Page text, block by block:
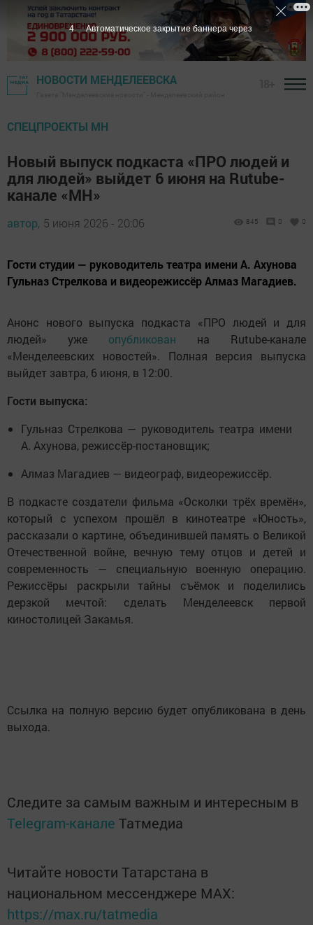
НОВОСТИ МЕНДЕЛЕЕВСКА
СПЕЦПРОЕКТЫ МН
Новый выпуск подкаста «ПРО людей и
для людей» выйдет 6 июня на Rutube-
канале «МН»
автор, 5 июня 2026 - 20:06 845 0 0
Гости студии — руководитель театра имени А. Ахунова
Гульназ Стрелкова и видеорежиссёр Алмаз Магадиев.
Анонс нового выпуска подкаста «ПРО людей и для
людей» уже опубликован на Rutube-канале
«Менделеевских новостей». Полная версия выпуска
выйдет завтра, 6 июня, в 12:00.
Гости выпуска:
Гульназ Стрелкова — руководитель театра имени
А. Ахунова, режиссёр-постановщик;
Алмаз Магадиев — видеограф, видеорежиссёр.
В подкасте создатели фильма «Осколки трёх времён»,
который с успехом прошёл в кинотеатре «Юность»,
рассказали о картине, объединившей память о Великой
Отечественной войне, вечную тему отцов и детей и
современность — специальную военную операцию.
Режиссёры раскрыли тайны съёмок и поделились
дерзкой мечтой: сделать Менделеевск первой
киностолицей Закамья.
Ссылка на полную версию будет опубликована в день
выхода.
Следите за самым важным и интересным в
Telegram-канале Татмедиа
Читайте новости Татарстана в
национальном мессенджере MАХ:
https://max.ru/tatmedia
3 Автоматическое закрытие баннера через